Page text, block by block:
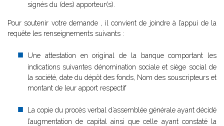
signés du (des) apporteur(s).
Pour soutenir votre demande , il convient de joindre à l’appui de la
requête les renseignements suivants :
Une attestation en original de la banque comportant les
indications suivantes dénomination sociale et siège social de
la société, date du dépôt des fonds, Nom des souscripteurs et
montant de leur apport respectif
La copie du procès verbal d’assemblée générale ayant décidé
l’augmentation de capital ainsi que celle ayant constaté la